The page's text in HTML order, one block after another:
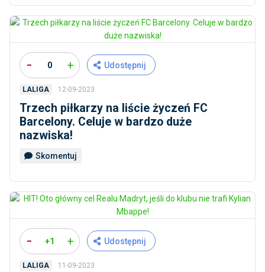
- 0 + Udostępnij
LALIGA 12-09-2023
Trzech piłkarzy na liście życzeń FC
Barcelony. Celuje w bardzo duże
nazwiska!
Skomentuj
- +1 + Udostępnij
LALIGA 11-09-2023